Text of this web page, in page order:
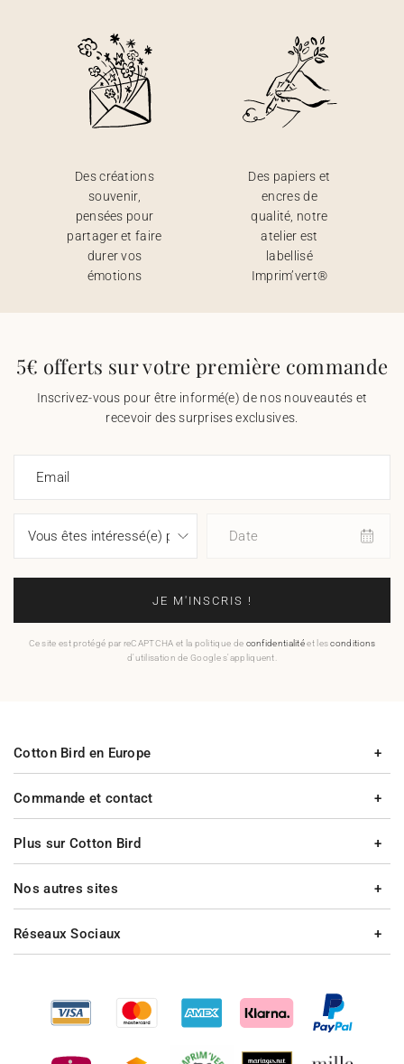
Des créations
souvenir,
pensées pour
partager et faire
durer vos
émotions
Des papiers et
encres de
qualité, notre
atelier est
labellisé
Imprim’vert®
5€ offerts sur votre première commande
Inscrivez-vous pour être informé(e) de nos nouveautés et
recevoir des surprises exclusives.
Email
Date
JE M'INSCRIS !
Ce site est protégé par reCAPTCHA et la politique de confidentialitéet lesconditions
d'utilisation de Google s'appliquent.
Commande et contact
Plus sur Cotton Bird
Cotton Bird en Europe
Nos autres sites
Réseaux Sociaux